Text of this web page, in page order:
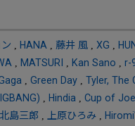
HANA 藤井 風 XG
MATSURI Kan Sano r-
Green Day Tyler, The
Hindia Cup of Joe
北島三郎 上原ひろみ